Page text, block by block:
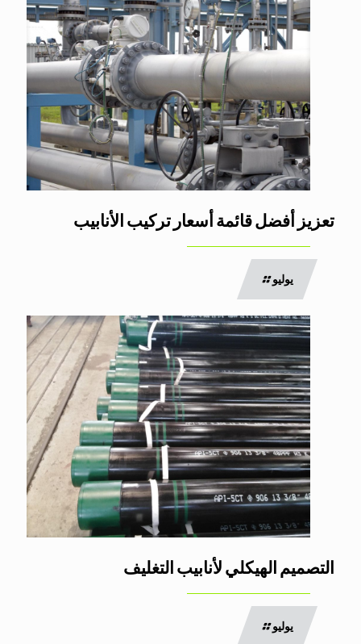
تعزيز أفضل قائمة أسعار تركيب الأنابيب
يوليو
التصميم الهيكلي لأنابيب التغليف
يوليو